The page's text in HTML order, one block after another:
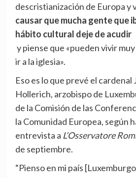
descristianización de Europa y
causar que mucha gente que
hábito cultural deje de acudir
y piense que «pueden vivir
ir a la iglesia».
Eso es lo que prevé el cardenal
Hollerich, arzobispo de
de la Comisión de las
la Comunidad Europea, según
entrevista a L’Osservatore
de septiembre.
“Pienso en mi país